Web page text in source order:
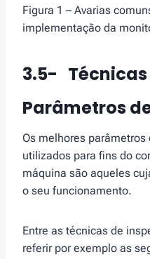
Figura 1 – Avarias
implementação da
3.5- Técnicas
Parâmetros
Os melhores
utilizados para fins do
máquina são aqueles
o seu funcionamento.
Entre as técnicas de
referir por exemplo as